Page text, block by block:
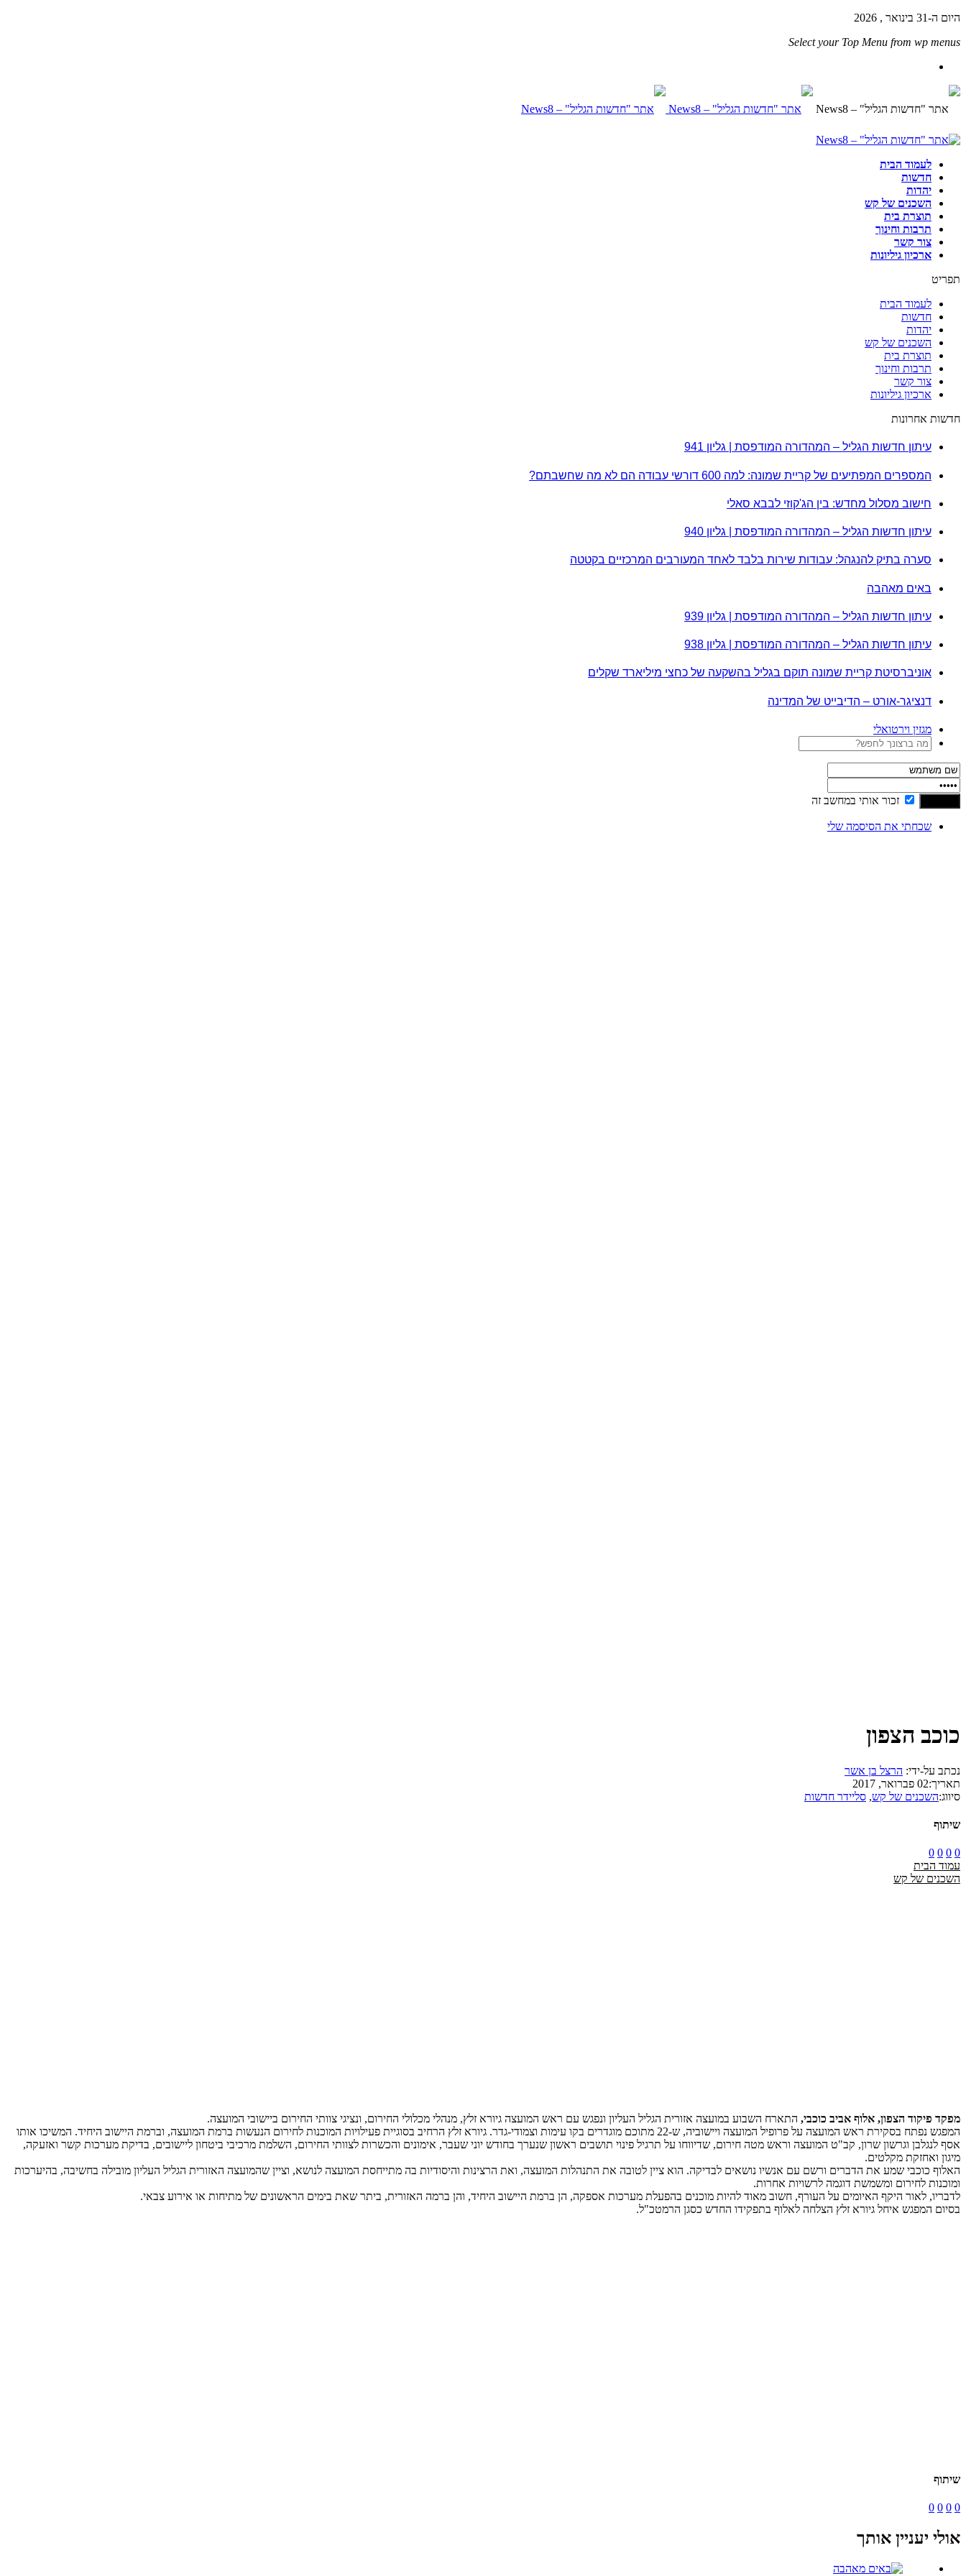
היום ה-31 בינואר , 2026
Select your Top Menu from wp menus
לעמוד הבית
חדשות
יהדות
השכנים של קש
תוצרת בית
תרבות וחינוך
צור קשר
ארכיון גיליונות
תפריט
לעמוד הבית
חדשות
יהדות
השכנים של קש
תוצרת בית
תרבות וחינוך
צור קשר
ארכיון גיליונות
חדשות אחרונות
עיתון חדשות הגליל – המהדורה המודפסת | גליון 941
המספרים המפתיעים של קריית שמונה: למה 600 דורשי עבודה הם לא מה שחשבתם?
חישוב מסלול מחדש: בין הג'קוזי לבבא סאלי
עיתון חדשות הגליל – המהדורה המודפסת | גליון 940
סערה בתיק להנגהל: עבודות שירות בלבד לאחד המעורבים המרכזיים בקטטה
באים מאהבה
עיתון חדשות הגליל – המהדורה המודפסת | גליון 939
עיתון חדשות הגליל – המהדורה המודפסת | גליון 938
אוניברסיטת קריית שמונה תוקם בגליל בהשקעה של כחצי מיליארד שקלים
דנציגר-אורט – הדיבייט של המדינה
מגזין וירטואלי
זכור אותי במחשב זה
שכחתי את הסיסמה שלי
כוכב הצפון
נכתב על-ידי: הרצל בן אשר
תאריך:02 פברואר, 2017
סיווג:השכנים של קש, סליידר חדשות
שיתוף
0
0
0
0
עמוד הבית
השכנים של קש
מפקד פיקוד הצפון, אלוף אביב כוכבי, התארח השבוע במועצה אזורית הגליל העליון ונפגש עם ראש המועצה גיורא זלץ, מנהלי מכלולי החירום, ונציגי צוותי החירום ביישובי המועצה.
המפגש נפתח בסקירת ראש המועצה על פרופיל המועצה ויישוביה, ש-22 מתוכם מוגדרים בקו עימות וצמודי-גדר. גיורא זלץ הרחיב בסוגיית פעילויות המוכנות לחירום הנעשות ברמת המועצה, וברמת היישוב היחיד. המשיכו אותו
אסף לנגלבן וגרשון שרון, קב"ט המועצה וראש מטה חירום, שדיווחו על תרגיל פינוי תושבים ראשון שנערך בחודש יוני שעבר, אימונים והכשרות לצוותי החירום, השלמת מרכיבי ביטחון ליישובים, בדיקת מערכות קשר ואזעקה,
מיגון ואחזקת מקלטים.
האלוף כוכבי שמע את הדברים ורשם עם אנשיו נושאים לבדיקה. הוא ציין לטובה את התנהלות המועצה, ואת הרצינות והיסודיות בה מתייחסת המועצה לנושא, וציין שהמועצה האזורית הגליל העליון מובילה בחשיבה, בהיערכות
ומוכנות לחירום ומשמשת דוגמה לרשויות אחרות.
לדבריו, לאור היקף האיומים על העורף, חשוב מאוד להיות מוכנים בהפעלת מערכות אספקה, הן ברמת היישוב היחיד, והן ברמה האזורית, ביתר שאת בימים הראשונים של מתיחות או אירוע צבאי.
בסיום המפגש איחל גיורא זלץ הצלחה לאלוף בתפקידו החדש כסגן הרמטכ"ל.
שיתוף
0
0
0
0
אולי יעניין אותך